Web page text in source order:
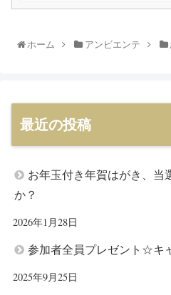
ホーム アンビエンテ
最近の投稿
お年玉付き年賀はがき、当
か？
2026年1月28日
参加者全員プレゼント☆キ
2025年9月25日